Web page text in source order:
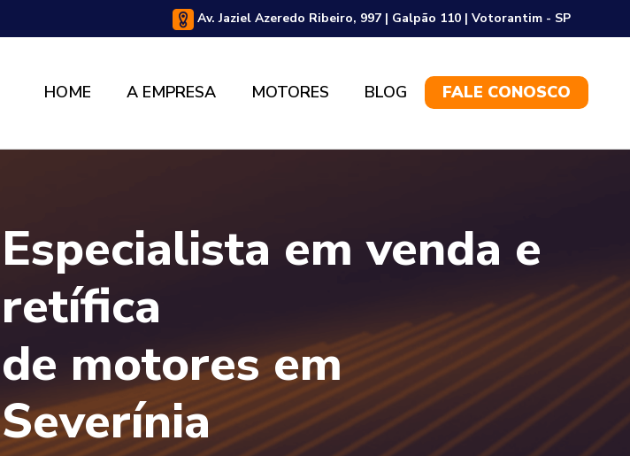
Av. Jaziel Azeredo Ribeiro, 997 | Galpão 110 | Votorantim - SP
HOME A EMPRESA MOTORES BLOG FALE CONOSCO
Especialista em venda e
retífica
de motores em
Severínia